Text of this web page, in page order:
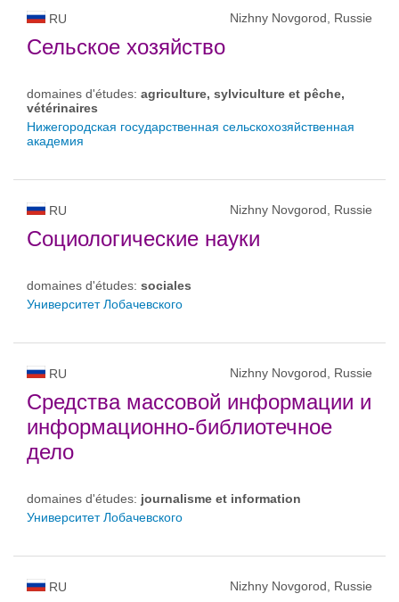
RU Nizhny Novgorod, Russie
Сельское хозяйство
domaines d'études: agriculture, sylviculture et pêche,
vétérinaires
Нижегородская государственная сельскохозяйственная
академия
RU Nizhny Novgorod, Russie
Социологические науки
domaines d'études: sociales
Университет Лобачевского
RU Nizhny Novgorod, Russie
Средства массовой информации и
информационно-библиотечное
дело
domaines d'études: journalisme et information
Университет Лобачевского
RU Nizhny Novgorod, Russie